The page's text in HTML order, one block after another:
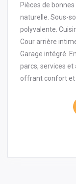
Pièces de
naturelle. Sous-
polyvalente.
Cour arrière
Garage intégré.
parcs, services et
offrant confort et